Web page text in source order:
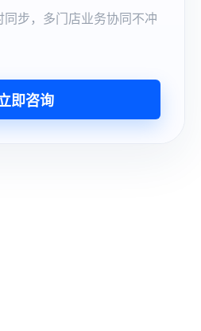
步，多门店业务协同不冲
即咨询